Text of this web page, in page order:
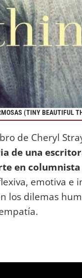
(TINY BEAUTIFUL
de Cheryl
de una
en columnista
emotiva e
los dilemas